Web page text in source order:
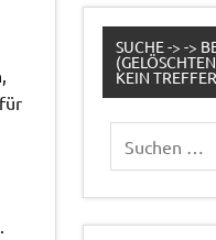
SUCHE -> ->
KEIN TREFFER